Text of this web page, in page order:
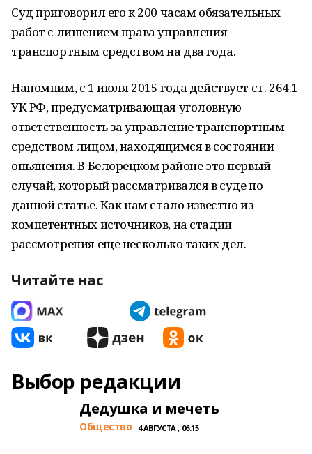
Суд приговорил его к 200 часам обязательных
работ с лишением права управления
транспортным средством на два года.
Напомним, с 1 июля 2015 года действует ст. 264.1
УК РФ, предусматривающая уголовную
ответственность за управление транспортным
средством лицом, находящимся в состоянии
опьянения. В Белорецком районе это первый
случай, который рассматривался в суде по
данной статье. Как нам стало известно из
компетентных источников, на стадии
рассмотрения еще несколько таких дел.
Читайте нас
Выбор редакции
Дедушка и мечеть
Общество 4 АВГУСТА , 06:15